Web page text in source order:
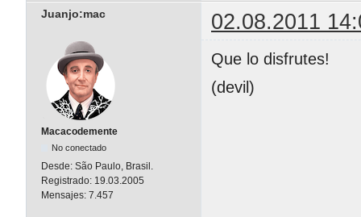
Juanjo:mac 02.08.2011
Macacodemente
No conectado
Desde: São Paulo, Brasil.
Registrado: 19.03.2005
Mensajes: 7.457
Que lo disfrutes!
(devil)